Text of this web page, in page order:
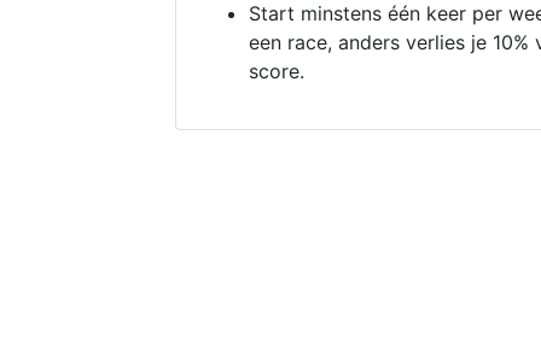
Start minstens één keer per
een race, anders verlies je 10%
score.